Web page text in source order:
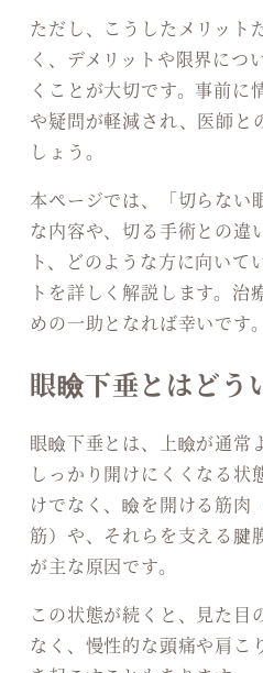
ただし、こうしたメリット
く、デメリットや限界につ
くことが大切です。事前に
や疑問が軽減され、医師と
しょう。
本ページでは、「切らない
な内容や、切る手術との違
ト、どのような方に向いて
トを詳しく解説します。治
めの一助となれば幸いです。
眼瞼下垂とはどう
眼瞼下垂とは、上瞼が通常
しっかり開けにくくなる状
けでなく、瞼を開ける筋肉
筋）や、それらを支える腱
が主な原因です。
この状態が続くと、見た目
なく、慢性的な頭痛や肩こ